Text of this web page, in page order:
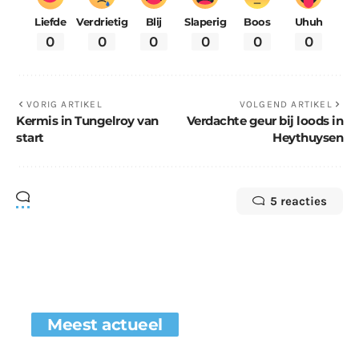
Liefde
0
Verdrietig
0
Blij
0
Slaperig
0
Boos
0
Uhuh
0
VORIG ARTIKEL
Kermis in Tungelroy van
start
VOLGEND ARTIKEL
Verdachte geur bij loods in
Heythuysen
5 reacties
Meest actueel